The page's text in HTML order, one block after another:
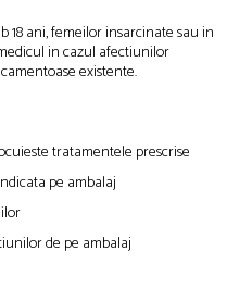
18 ani, femeilor insarcinate sau in
in cazul afectiunilor
existente.
tratamentele prescrise
pe ambalaj
de pe ambalaj